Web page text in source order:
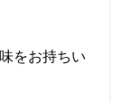
をお持ちい